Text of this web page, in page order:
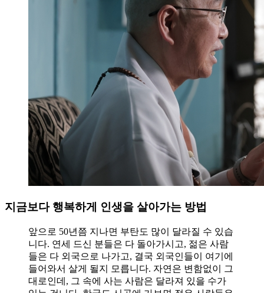
지금보다 행복하게 인생을 살아가는 방법
앞으로 50년쯤 지나면 부탄도 많이 달라질 수 있습
니다. 연세 드신 분들은 다 돌아가시고, 젊은 사람
들은 다 외국으로 나가고, 결국 외국인들이 여기에
들어와서 살게 될지 모릅니다. 자연은 변함없이 그
대로인데, 그 속에 사는 사람은 달라져 있을 수가